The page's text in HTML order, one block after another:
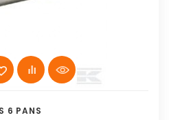
6 PANS